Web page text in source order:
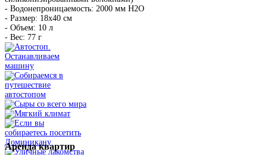
- Водонепроницаемость: 2000 мм H2O
- Размер: 18х40 см
- Объем: 10 л
- Вес: 77 г
Арендаквартир